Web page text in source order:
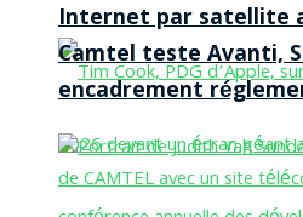
Internet par satellite
Camtel teste Avanti,
encadrement